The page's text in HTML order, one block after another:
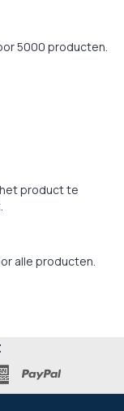
5000 producten.
product te
alle producten.